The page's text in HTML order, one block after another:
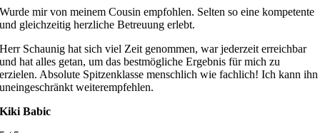
Wurde mir von meinem Cousin empfohlen. Selten so eine kompetente
und gleichzeitig herzliche Betreuung erlebt.
Herr Schaunig hat sich viel Zeit genommen, war jederzeit erreichbar
und hat alles getan, um das bestmögliche Ergebnis für mich zu
erzielen. Absolute Spitzenklasse menschlich wie fachlich! Ich kann ihn
uneingeschränkt weiterempfehlen.
Kiki Babic